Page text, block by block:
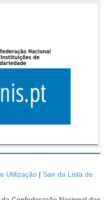
Utilização | Sair da Lista de